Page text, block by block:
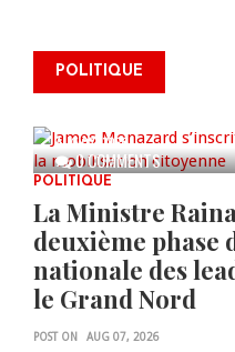
POLITIQUE
0 COMMENTS
James
électeur et
AUG 07, 2026
POLITIQUE
La Ministre
deuxième phase
nationale des
le Grand Nord
POST ON AUG 07, 2026